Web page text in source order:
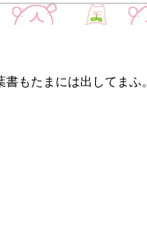
もたまには出してまふ。